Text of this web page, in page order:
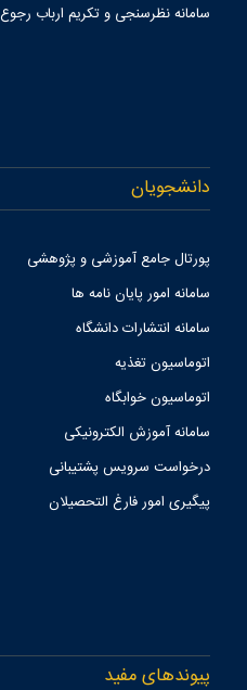
سامانه نظرسنجی و تکریم ارباب رجوع
دانشجویان
پورتال جامع آموزشی و پژوهشی
سامانه امور پایان نامه ها
سامانه انتشارات دانشگاه
اتوماسیون تغذیه
اتوماسیون خوابگاه
سامانه آموزش الکترونیکی
درخواست سرویس پشتیبانی
پیگیری امور فارغ التحصیلان
پیوندهای مفید